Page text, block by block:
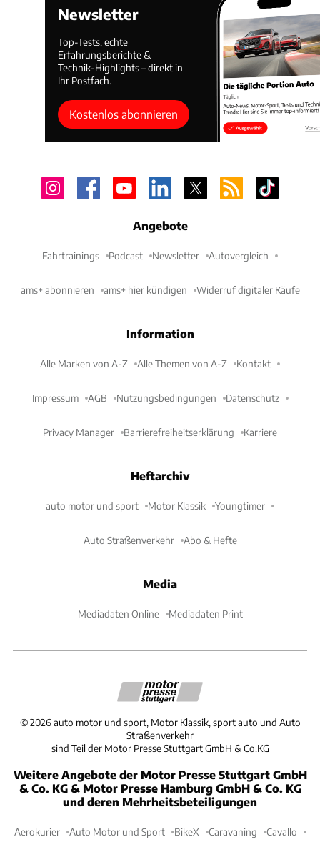
Newsletter
Top-Tests, echte
Erfahrungsberichte &
Technik-Highlights – direkt in
Ihr Postfach.
Kostenlos abonnieren
Angebote
Fahrtrainings Podcast Newsletter Autovergleich
ams+ abonnieren ams+ hier kündigen Widerruf digitaler Käufe
Information
Alle Marken von A-Z Alle Themen von A-Z Kontakt
Impressum AGB Nutzungsbedingungen Datenschutz
Privacy Manager Barrierefreiheitserklärung Karriere
Heftarchiv
auto motor und sport Motor Klassik Youngtimer
Auto Straßenverkehr Abo & Hefte
Media
Mediadaten Online Mediadaten Print
©2026 auto motor und sport, Motor Klassik, sport auto und Auto
Straßenverkehr
sind Teil der Motor Presse Stuttgart GmbH & Co.KG
Weitere Angebote der Motor Presse Stuttgart GmbH
& Co. KG & Motor Presse Hamburg GmbH & Co. KG
und deren Mehrheitsbeteiligungen
Aerokurier Auto Motor und Sport BikeX Caravaning Cavallo